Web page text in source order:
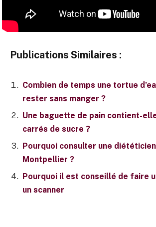
Publications Similaires :
Combien de temps une tortue
rester sans manger ?
Une baguette de pain contient-
carrés de sucre ?
Pourquoi consulter une
Montpellier ?
Pourquoi il est conseillé de faire
un scanner